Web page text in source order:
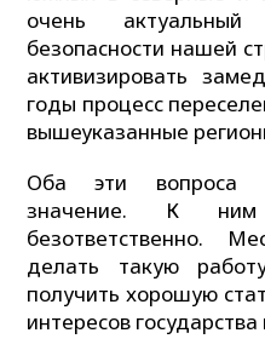
очень
безопасности нашей
активизировать
годы процесс
вышеуказанные
Оба эти вопроса
значение. К ним
безответственно.
делать такую
получить хорошую
интересов